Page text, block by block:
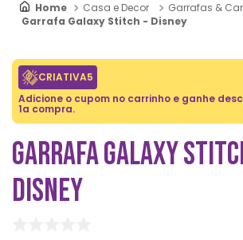
Casa e Decor
Garrafas &
Garrafa Galaxy Stitch - Disney
CRIATIVA5
Adicione o cupom no carrinho e ganhe
1a compra.
GARRAFA GALAXY
DISNEY